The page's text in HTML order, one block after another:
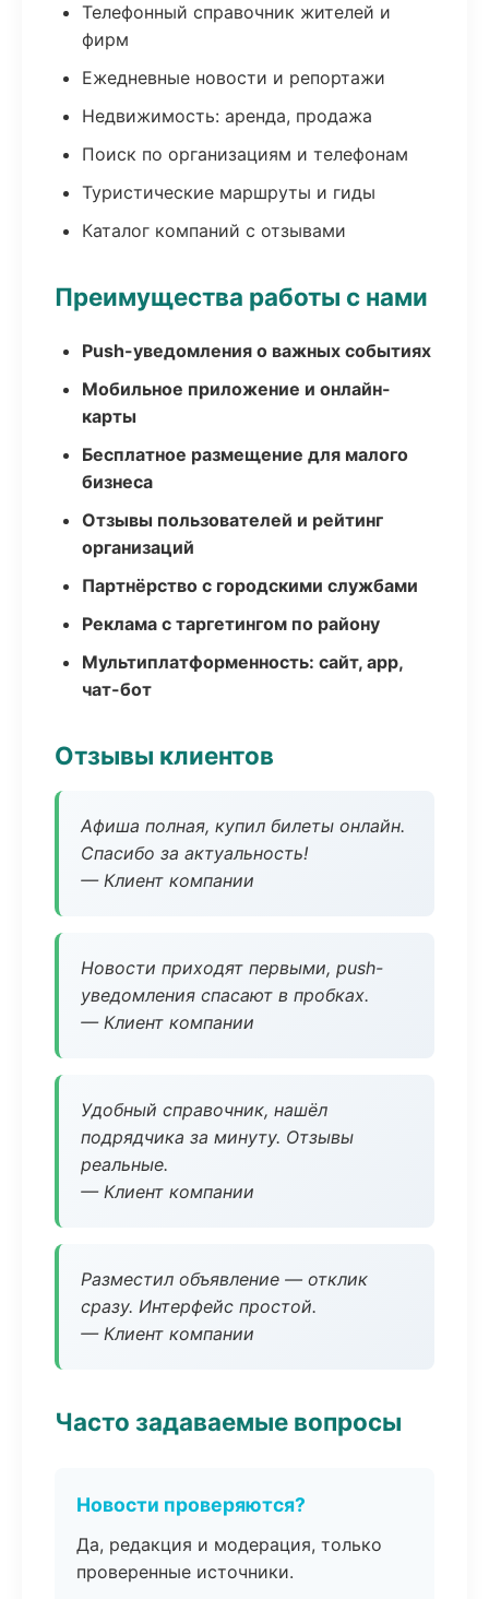
Телефонный справочник жителей и
фирм
Ежедневные новости и репортажи
Недвижимость: аренда, продажа
Поиск по организациям и телефонам
Туристические маршруты и гиды
Каталог компаний с отзывами
Преимущества работы с нами
Push-уведомления о важных событиях
Мобильное приложение и онлайн-
карты
Бесплатное размещение для малого
бизнеса
Отзывы пользователей и рейтинг
организаций
Партнёрство с городскими службами
Реклама с таргетингом по району
Мультиплатформенность: сайт, app,
чат-бот
Отзывы клиентов
Афиша полная, купил билеты онлайн.
Спасибо за актуальность!
— Клиент компании
Новости приходят первыми, push-
уведомления спасают в пробках.
— Клиент компании
Удобный справочник, нашёл
подрядчика за минуту. Отзывы
реальные.
— Клиент компании
Разместил объявление — отклик
сразу. Интерфейс простой.
— Клиент компании
Часто задаваемые вопросы
Новости проверяются?
Да, редакция и модерация, только
проверенные источники.